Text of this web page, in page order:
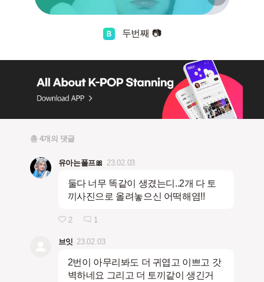
두번째 📷
총 4개의 댓글
유아는폴프🎀 23.02.03
둘다 너무 똑같이 생겼는디..2개 다 토
끼사진으로 올려놓으신 어떡해염!!
2 1
브잇 23.02.03
2번이 아무리봐도 더 귀엽고 이쁘고 갓
벽하네요 그리고 더 토끼같이 생긴거